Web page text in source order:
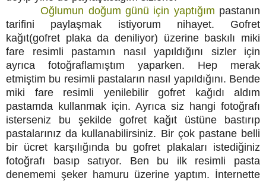
Oğlumun doğum günü için yaptığım pastanın
tarifini paylaşmak istiyorum nihayet. Gofret
kağıt(gofret plaka da deniliyor) üzerine baskılı miki
fare resimli pastamın nasıl yapıldığını sizler için
ayrıca fotoğraflamıştım yaparken. Hep merak
etmiştim bu resimli pastaların nasıl yapıldığını. Bende
miki fare resimli yenilebilir gofret kağıdı aldım
pastamda kullanmak için. Ayrıca siz hangi fotoğrafı
isterseniz bu şekilde gofret kağıt üstüne bastırıp
pastalarınız da kullanabilirsiniz. Bir çok pastane belli
bir ücret karşılığında bu gofret plakaları istediğiniz
fotoğrafı basıp satıyor. Ben bu ilk resimli pasta
denememi şeker hamuru üzerine yaptım. İnternette